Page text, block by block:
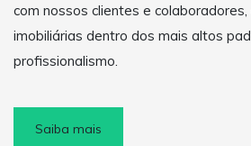
com nossos clientes e
imobiliárias dentro dos mais altos
profissionalismo.
Saiba mais